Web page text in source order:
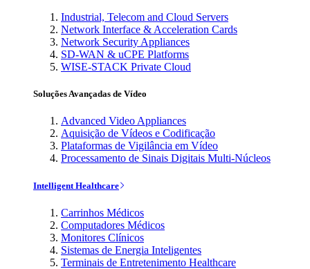
Industrial, Telecom and Cloud Servers
Network Interface & Acceleration Cards
Network Security Appliances
SD-WAN & uCPE Platforms
WISE-STACK Private Cloud
Soluções Avançadas de Vídeo
Advanced Video Appliances
Aquisição de Vídeos e Codificação
Plataformas de Vigilância em Vídeo
Processamento de Sinais Digitais Multi-Núcleos
Intelligent Healthcare
Carrinhos Médicos
Computadores Médicos
Monitores Clínicos
Sistemas de Energia Inteligentes
Terminais de Entretenimento Healthcare